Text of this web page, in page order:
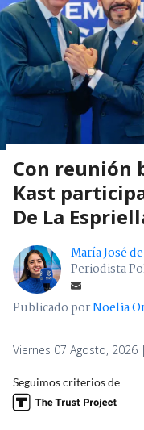
Con reunión
Kast
De La
María José
Periodista
Publicado porNoelia
Viernes 07 Agosto, 2026
Seguimos criterios de